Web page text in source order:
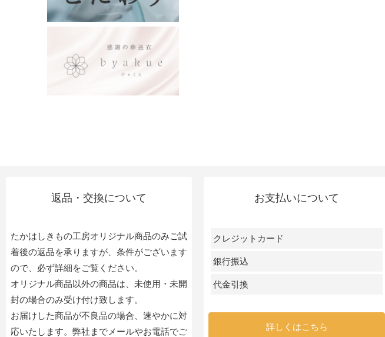
返品・交換について
たかはしきもの工房オリジナル商品のみご試
着後の返品を承りますが、条件がございます
ので、必ず詳細をご覧ください。
オリジナル商品以外の商品は、未使用・未開
封の場合のみ受け付け致します。
お届けした商品が不良品の場合、速やかに対
応いたします。弊社までメールやお電話でご
お支払いについて
クレジットカード
銀行振込
代金引換
詳しくはこちら